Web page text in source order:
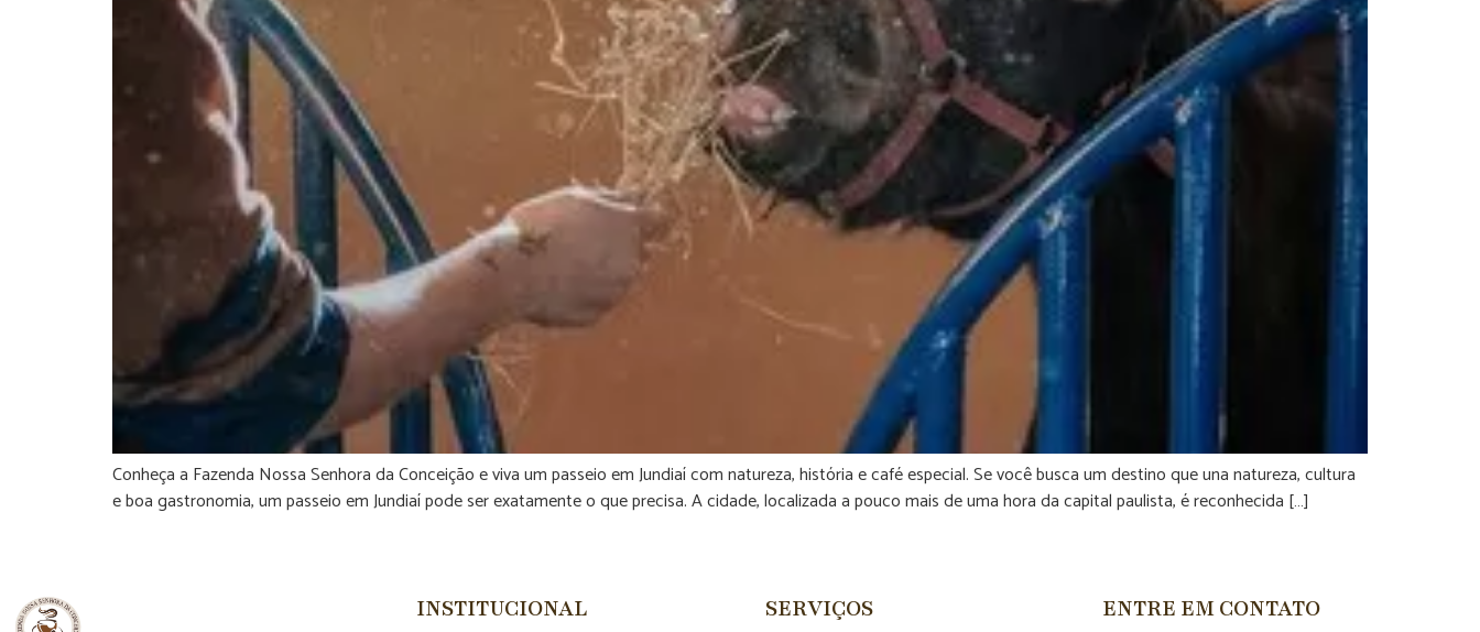
Conheça a Fazenda Nossa Senhora da Conceição e viva um passeio em Jundiaí com natureza, história e café especial. Se você busca um destino que una natureza, cultura
e boa gastronomia, um passeio em Jundiaí pode ser exatamente o que precisa. A cidade, localizada a pouco mais de uma hora da capital paulista, é reconhecida […]
INSTITUCIONAL SERVIÇOS ENTRE EM CONTATO